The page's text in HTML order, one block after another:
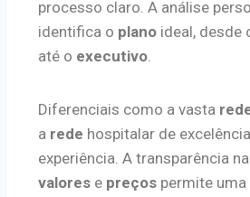
processo claro. A análise
identifica o plano ideal, desde
até o executivo.
Diferenciais como a vasta
a rede hospitalar de
experiência. A transparência na
valores e preços permite